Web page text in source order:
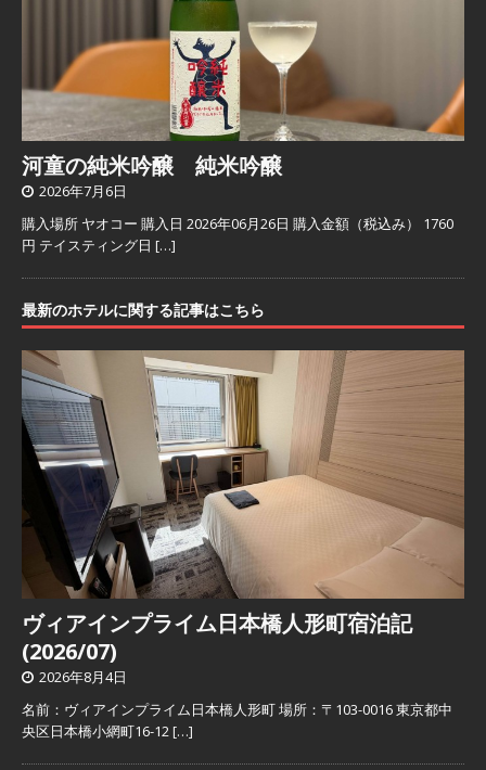
河童の純米吟醸 純米吟醸
2026年7月6日
購入場所 ヤオコー 購入日 2026年06月26日 購入金額（税込み） 1760
円 テイスティング日 […]
最新のホテルに関する記事はこちら
ヴィアインプライム日本橋人形町宿泊記
(2026/07)
2026年8月4日
名前：ヴィアインプライム日本橋人形町 場所：〒103-0016 東京都中
央区日本橋小網町16-12[…]